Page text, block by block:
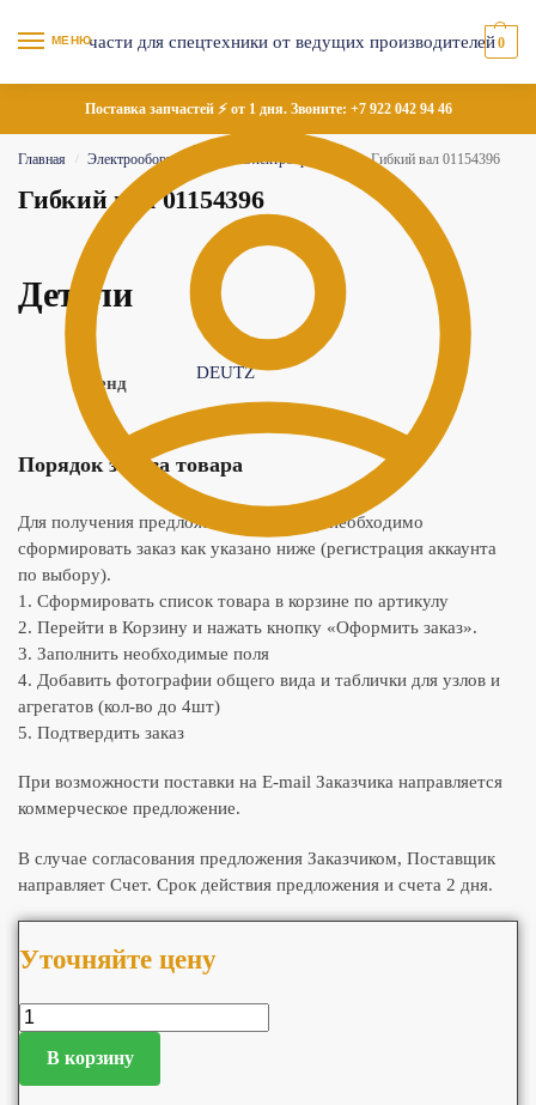
МЕНЮ 0
Поставка запчастей ⚡ от 1 дня. Звоните: +7 922 042 94 46
Главная / Электрооборудование Электропроводка / Гибкий вал 01154396
Гибкий вал 01154396
Детали
Бренд
DEUTZ
Порядок заказа товара
Для получения предложения по товару необходимо
сформировать заказ как указано ниже (регистрация аккаунта
по выбору).
1. Сформировать список товара в корзине по артикулу
2. Перейти в Корзину и нажать кнопку «Оформить заказ».
3. Заполнить необходимые поля
4. Добавить фотографии общего вида и таблички для узлов и
агрегатов (кол-во до 4шт)
5. Подтвердить заказ
При возможности поставки на E-mail Заказчика направляется
коммерческое предложение.
В случае согласования предложения Заказчиком, Поставщик
направляет Счет. Срок действия предложения и счета 2 дня.
Уточняйте цену
В корзину